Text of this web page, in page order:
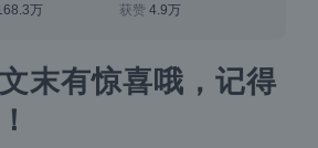
万 获赞 4.9万
末有惊喜哦，记得